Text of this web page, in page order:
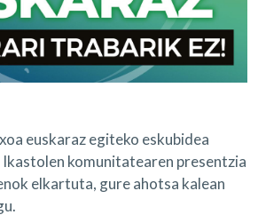
euskaraz egiteko eskubidea
komunitatearen presentzia
elkartuta, gure ahotsa kalean